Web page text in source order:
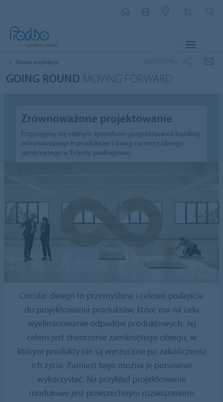
Nasze inspiracje
GOING ROUND MOVING FORWARD
Zrównoważone projektowanie
Przyjrzyjmy się różnym sposobom projektowania bardziej
zrównoważonych produktów i pracy na rzecz obiegu
zamkniętego w branży podłogowej.
Circular design to przemyślane i celowe podejście
do projektowania produktów, które ma na celu
wyeliminowanie odpadów produktowych. Jej
celem jest stworzenie zamkniętego obiegu, w
którym produkty nie są wyrzucane po zakończeniu
ich życia. Zamiast tego można je ponownie
wykorzystać. Na przykład projektowanie
modułowe jest powszechnym rozwiązaniem